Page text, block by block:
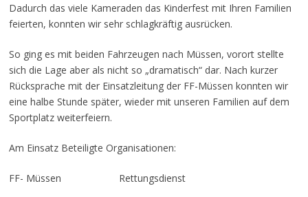
Dadurch das viele Kameraden das Kinderfest mit Ihren Familien
feierten, konnten wir sehr schlagkräftig ausrücken.
So ging es mit beiden Fahrzeugen nach Müssen, vorort stellte
sich die Lage aber als nicht so „dramatisch“ dar. Nach kurzer
Rücksprache mit der Einsatzleitung der FF-Müssen konnten wir
eine halbe Stunde später, wieder mit unseren Familien auf dem
Sportplatz weiterfeiern.
Am Einsatz Beteiligte Organisationen:
FF- Müssen Rettungsdienst